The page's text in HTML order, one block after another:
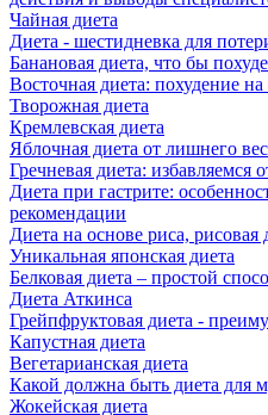
Чайная диета
Диета - шестидневка для
Банановая диета, что бы
Восточная диета: похудение на
Творожная диета
Кремлевская диета
Яблочная диета от лишнего
Гречневая диета: избавляемся
Диета при гастрите:
рекомендации
Диета на основе риса, рисовая
Уникальная японская диета
Белковая диета – простой
Диета Аткинса
Грейпфруктовая диета -
Капустная диета
Вегетарианская диета
Какой должна быть диета для
Жокейская диета